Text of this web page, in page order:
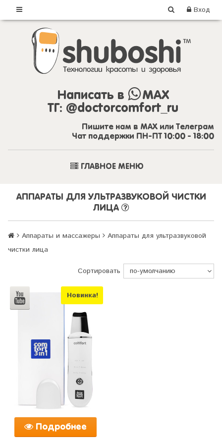
Вход
Написать в
MAX
ТГ: @doctorcomfort_ru
Пишите нам в MAX или Телеграм
Чат поддержки ПН-ПТ 10:00 - 18:00
ГЛАВНОЕ МЕНЮ
АППАРАТЫ ДЛЯ УЛЬТРАЗВУКОВОЙ ЧИСТКИ
ЛИЦА
Аппараты и массажеры
Аппараты для ультразвуковой
чистки лица
Сортировать
Новинка!
Подробнее